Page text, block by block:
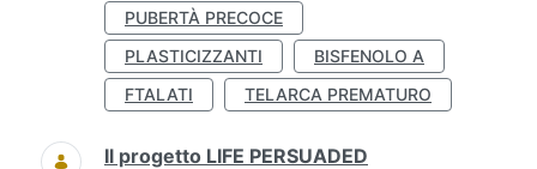
PUBERTÀ PRECOCE
PLASTICIZZANTI
BISFENOLO A
FTALATI
TELARCA PREMATURO
Il progetto LIFE PERSUADED